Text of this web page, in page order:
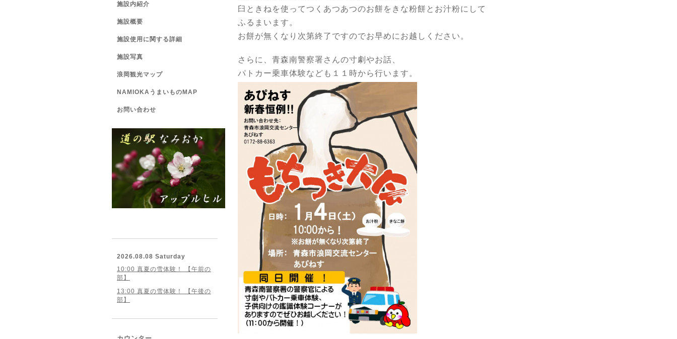
臼ときねを使ってつくあつあつのお餅をきな粉餅とお汁粉にして
ふるまいます。
お餅が無くなり次第終了ですのでお早めにお越しください。
さらに、青森南警察署さんの寸劇やお話、
パトカー乗車体験なども１１時から行います。
施設内紹介
施設概要
施設使用に関する詳細
施設写真
浪岡観光マップ
NAMIOKAうまいものMAP
お問い合わせ
2026.08.08 Saturday
10:00 真夏の雪体験！ 【午前の
部】
13:00 真夏の雪体験！ 【午後の
部】